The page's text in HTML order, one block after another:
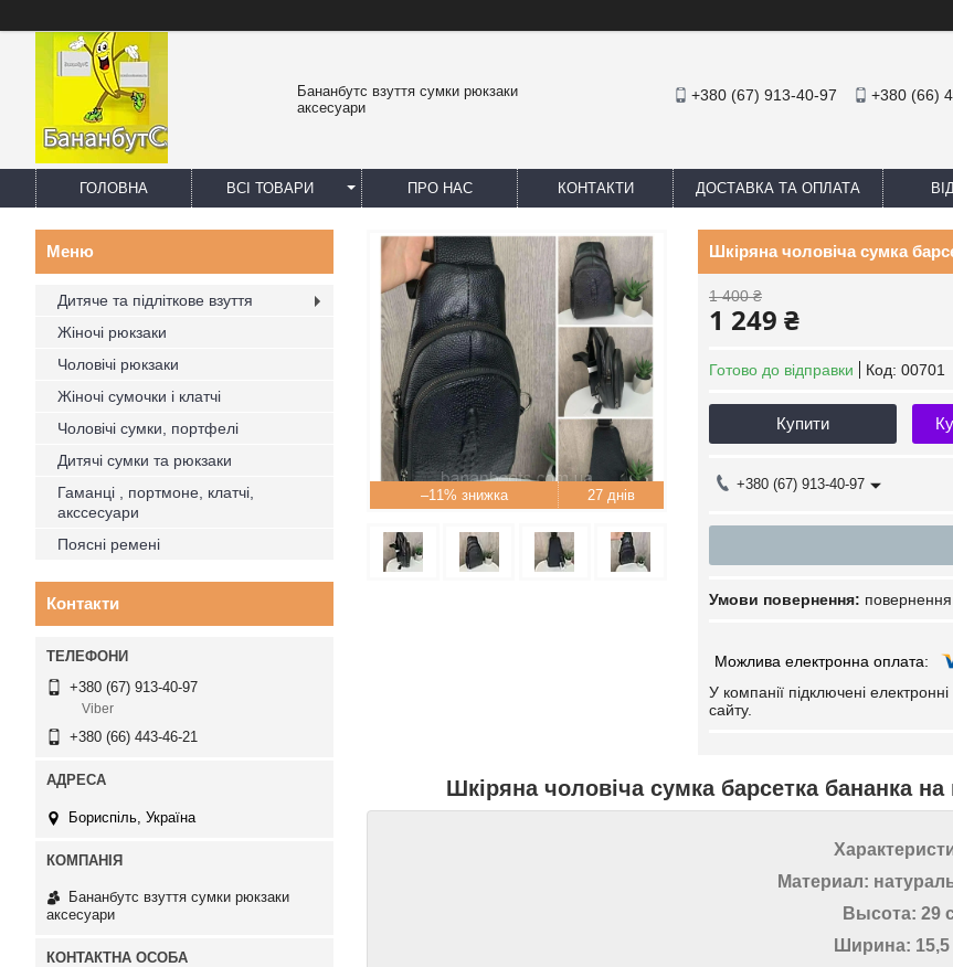
Бананбутс взуття сумки рюкзаки
аксесуари
+380 (67) 913-40-97 +380 (66)
ГОЛОВНА ВСІ ТОВАРИ ПРО НАС КОНТАКТИ ДОСТАВКА ТА ОПЛАТА
–11% 27 днів
Шкіряна чоловіча сумка
1 400 ₴
1 249 ₴
Готово до відправки Код: 00701
Купити
+380 (67) 913-40-97
У компанії підключені
сайту.
Шкіряна чоловіча сумка барсетка бананка
Материал:
Высота: 29
Ширина:
Дитяче та підліткове взуття
Жіночі рюкзаки
Чоловічі рюкзаки
Жіночі сумочки і клатчі
Чоловічі сумки, портфелі
Дитячі сумки та рюкзаки
Гаманці , портмоне, клатчі,
акссесуари
Поясні ремені
Контакти
+380 (67) 913-40-97
Viber
+380 (66) 443-46-21
Бориспіль, Україна
Бананбутс взуття сумки рюкзаки
аксесуари